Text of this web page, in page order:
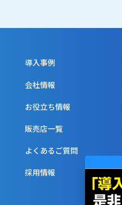
導入事例
会社情報
お役立ち情報
販売店一覧
よくあるご質問
採用情報